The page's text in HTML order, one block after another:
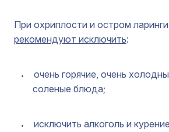
При охриплости и остром
рекомендуют исключить:
очень горячие, очень
соленые блюда;
исключить алкоголь и